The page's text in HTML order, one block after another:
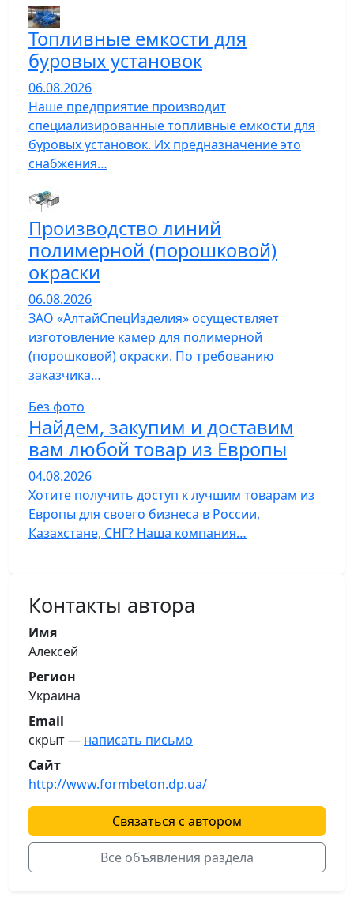
Топливные емкости для
буровых установок
06.08.2026
Наше предприятие производит
специализированные топливные емкости для
буровых установок. Их предназначение это
снабжения…
Производство линий
полимерной (порошковой)
окраски
06.08.2026
ЗАО «АлтайСпецИзделия» осуществляет
изготовление камер для полимерной
(порошковой) окраски. По требованию
заказчика…
Без фото
Найдем, закупим и доставим
вам любой товар из Европы
04.08.2026
Хотите получить доступ к лучшим товарам из
Европы для своего бизнеса в России,
Казахстане, СНГ? Наша компания…
Контакты автора
Имя
Алексей
Регион
Украина
Email
скрыт — написать письмо
Сайт
http://www.formbeton.dp.ua/
Связаться с автором
Все объявления раздела